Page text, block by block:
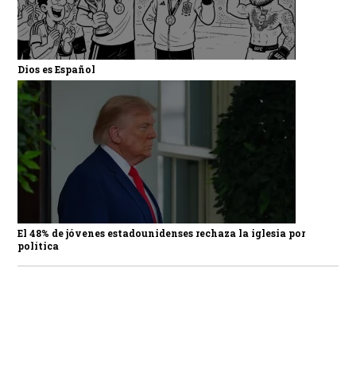
Dios es Español
El 48% de jóvenes estadounidenses rechaza la iglesia por
política